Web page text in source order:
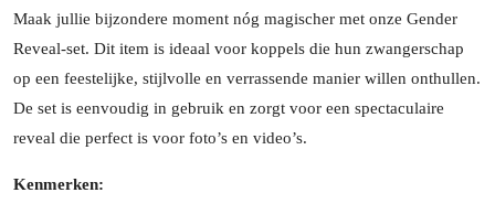
Maak jullie bijzondere moment nóg magischer met onze Gender
Reveal-set. Dit item is ideaal voor koppels die hun zwangerschap
op een feestelijke, stijlvolle en verrassende manier willen onthullen.
De set is eenvoudig in gebruik en zorgt voor een spectaculaire
reveal die perfect is voor foto’s en video’s.
Kenmerken: